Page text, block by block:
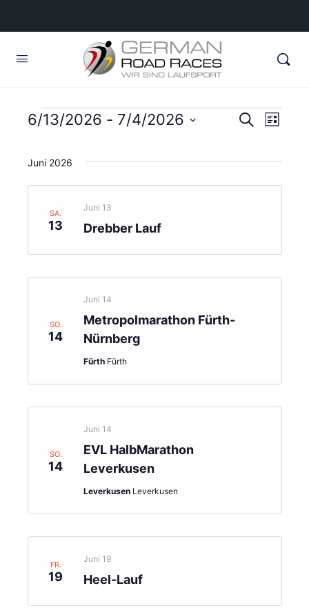
Veranstaltungen
und
SucheListe
6/13/2026 - 7/4/2026
wählen.
Juni 2026
SA.
13 Drebber Lauf
Juni 13
SO.
14
Metropolmarathon Fürth-
Nürnberg
Juni 14
Fürth Fürth
SO.
14
EVL HalbMarathon
Leverkusen
Juni 14
Leverkusen Leverkusen
FR.
19 Heel-Lauf
Juni 19